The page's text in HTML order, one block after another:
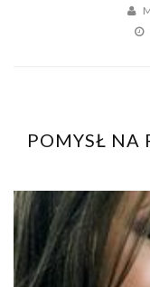
POMYSŁ NA